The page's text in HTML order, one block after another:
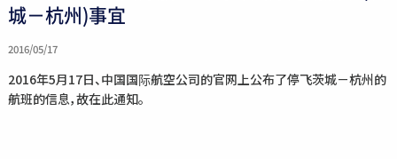
城－杭州)事宜
2016/05/17
2016年5月17日、中国国际航空公司的官网上公布了停飞茨城－杭州的
航班的信息，故在此通知。